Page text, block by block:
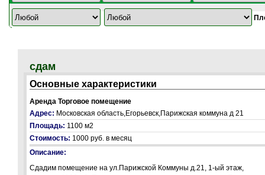
сдам
Основные характеристики
Аренда Торговое помещение
Адрес: Московская область,Егорьевск,Парижская коммуна д 21
Площадь: 1100 м2
Стоимость: 1000 руб. в месяц
Описание:
Сдадим помещение на ул.Парижской Коммуны д.21, 1-ый этаж,